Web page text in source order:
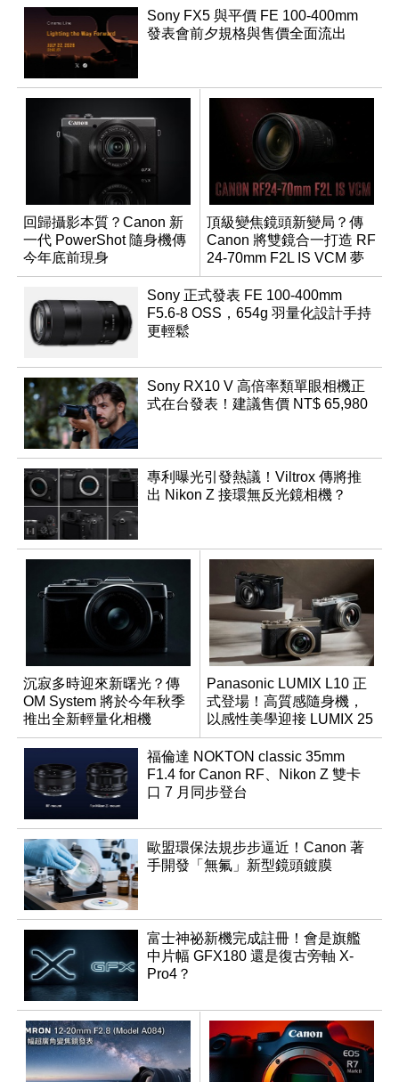
Sony FX5 與平價 FE 100-400mm
發表會前夕規格與售價全面流出
回歸攝影本質？Canon 新
一代 PowerShot 隨身機傳
今年底前現身
頂級變焦鏡頭新變局？傳
Canon 將雙鏡合一打造 RF
24-70mm F2L IS VCM 夢
幻規格
Sony 正式發表 FE 100-400mm
F5.6-8 OSS，654g 羽量化設計手持
更輕鬆
Sony RX10 V 高倍率類單眼相機正
式在台發表！建議售價 NT$ 65,980
專利曝光引發熱議！Viltrox 傳將推
出 Nikon Z 接環無反光鏡相機？
沉寂多時迎來新曙光？傳
OM System 將於今年秋季
推出全新輕量化相機
Panasonic LUMIX L10 正
式登場！高質感隨身機，
以感性美學迎接 LUMIX 25
週年
福倫達 NOKTON classic 35mm
F1.4 for Canon RF、Nikon Z 雙卡
口 7 月同步登台
歐盟環保法規步步逼近！Canon 著
手開發「無氟」新型鏡頭鍍膜
富士神祕新機完成註冊！會是旗艦
中片幅 GFX180 還是復古旁軸 X-
Pro4？